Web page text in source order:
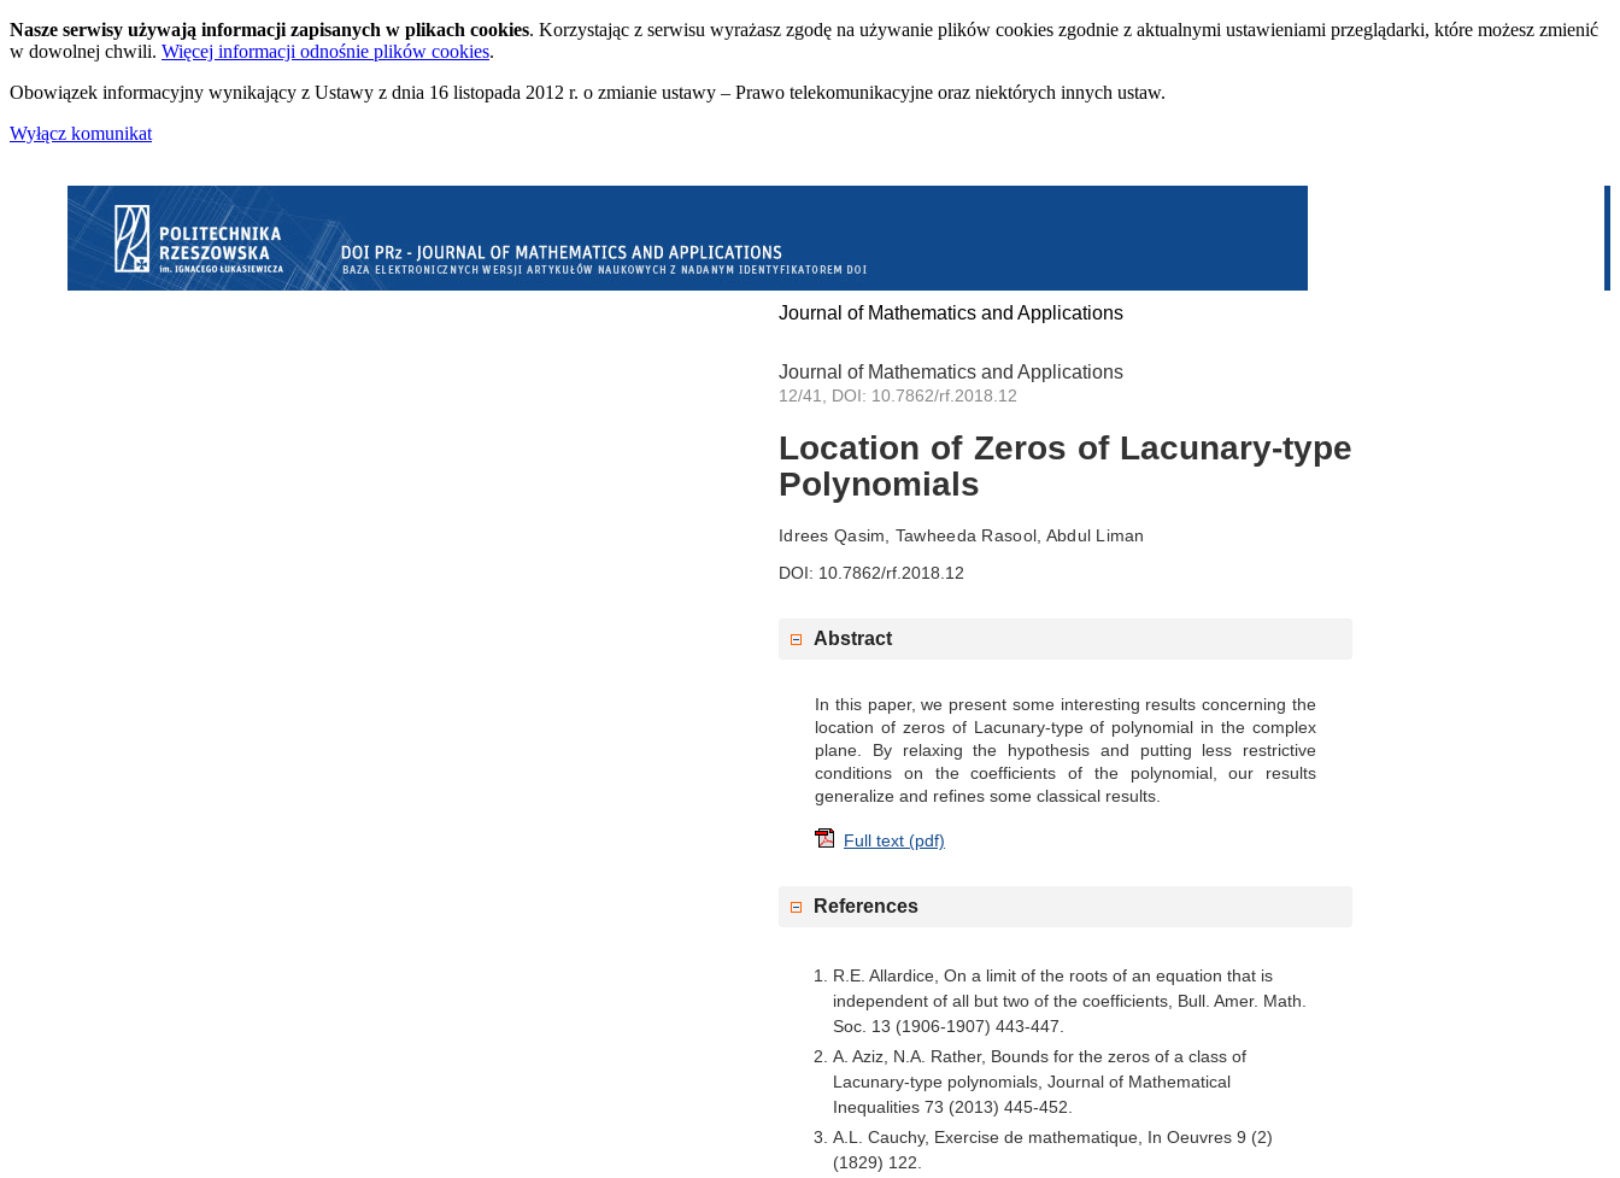
Nasze serwisy używają informacji zapisanych w plikach cookies. Korzystając z serwisu wyrażasz zgodę na używanie plików cookies zgodnie z aktualnymi ustawieniami przeglądarki, które możesz zmienić
w dowolnej chwili. Więcej informacji odnośnie plików cookies.
Obowiązek informacyjny wynikający z Ustawy z dnia 16 listopada 2012 r. o zmianie ustawy – Prawo telekomunikacyjne oraz niektórych innych ustaw.
Wyłącz komunikat
Journal of Mathematics and Applications
Journal of Mathematics and Applications
12/41, DOI: 10.7862/rf.2018.12
Location of Zeros of Lacunary-type
Polynomials
Idrees Qasim, Tawheeda Rasool, Abdul Liman
DOI: 10.7862/rf.2018.12
Abstract
In this paper, we present some interesting results concerning the
location of zeros of Lacunary-type of polynomial in the complex
plane. By relaxing the hypothesis and putting less restrictive
conditions on the coefficients of the polynomial, our results
generalize and refines some classical results.
Full text (pdf)
References
R.E. Allardice, On a limit of the roots of an equation that is
independent of all but two of the coefficients, Bull. Amer. Math.
Soc. 13 (1906-1907) 443-447.
A. Aziz, N.A. Rather, Bounds for the zeros of a class of
Lacunary-type polynomials, Journal of Mathematical
Inequalities 73 (2013) 445-452.
A.L. Cauchy, Exercise de mathematique, In Oeuvres 9 (2)
(1829) 122.